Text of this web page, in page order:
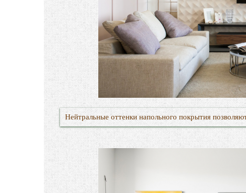
Нейтральные оттенки напольного покрытия